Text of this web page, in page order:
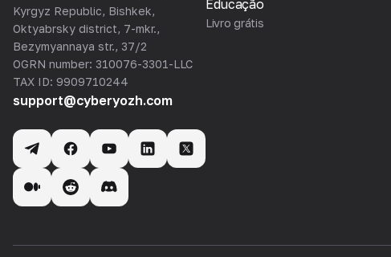
Kyrgyz Republic, Bishkek,
Oktyabrsky district, 7-mkr.,
Bezymyannaya str., 37/2
OGRN number: 310076-3301-LLC
TAX ID: 9909710244
support@cyberyozh.com
Educação
Livro grátis